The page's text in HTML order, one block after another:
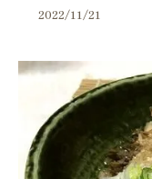
2022/11/21